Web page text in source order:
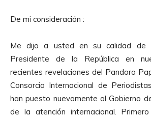
De mi consideración :
Me dijo a usted en su calidad de
Presidente de la República en
recientes revelaciones del Pandora
Consorcio Internacional de
han puesto nuevamente al Gobierno
de la atención internacional.